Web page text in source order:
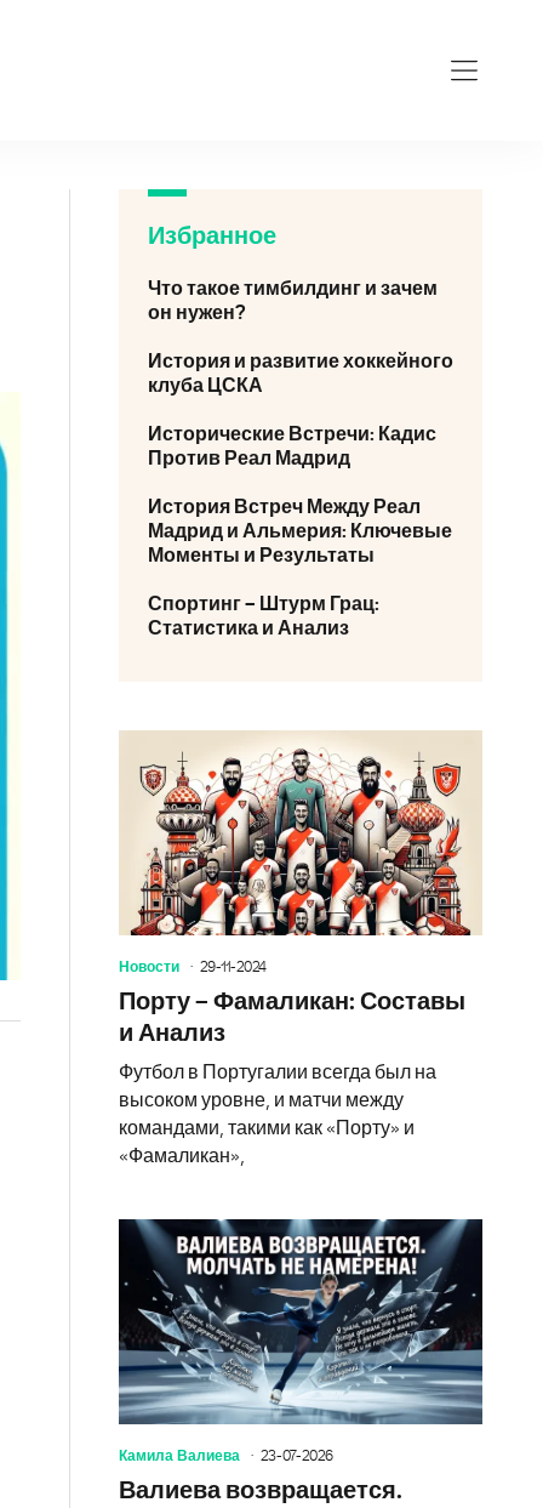
Избранное
Что такое тимбилдинг и зачем
он нужен?
История и развитие хоккейного
клуба ЦСКА
Исторические Встречи: Кадис
Против Реал Мадрид
История Встреч Между Реал
Мадрид и Альмерия: Ключевые
Моменты и Результаты
Спортинг – Штурм Грац:
Статистика и Анализ
Новости 29-11-2024
Порту – Фамаликан: Составы
и Анализ
Футбол в Португалии всегда был на
высоком уровне, и матчи между
командами, такими как «Порту» и
«Фамаликан»,
Камила Валиева 23-07-2026
Валиева возвращается.